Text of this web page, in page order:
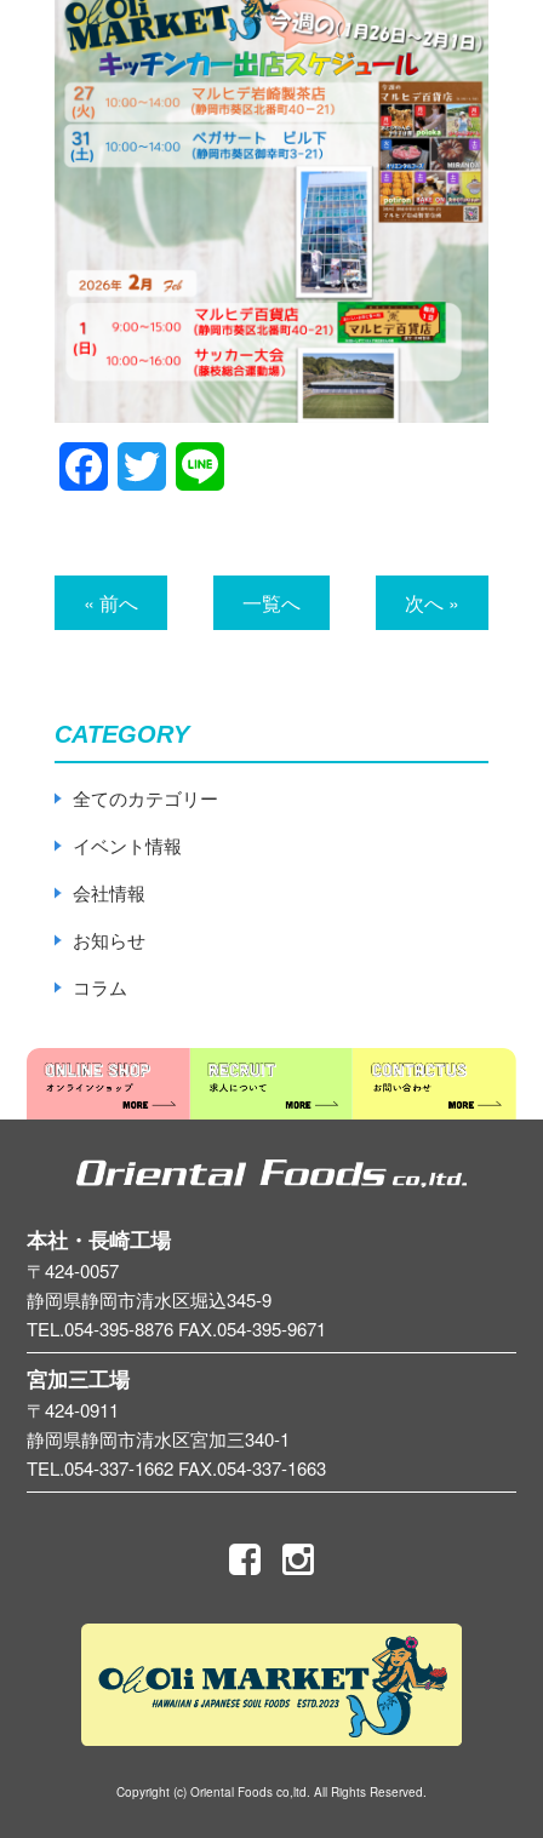
FacebookTwitter
« 前へ 一覧へ 次へ »
CATEGORY
全てのカテゴリー
イベント情報
会社情報
お知らせ
コラム
本社・長崎工場
〒424-0057
静岡県静岡市清水区堀込345-9
TEL.054-395-8876 FAX.054-395-9671
宮加三工場
〒424-0911
静岡県静岡市清水区宮加三340-1
TEL.054-337-1662 FAX.054-337-1663
Copyright (c) Oriental Foods co,ltd. All Rights Reserved.